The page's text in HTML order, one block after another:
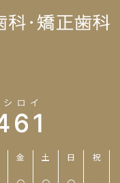
金 土 日 祝